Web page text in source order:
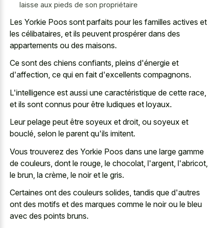
laisse aux pieds de son propriétaire
Les Yorkie Poos sont parfaits pour les familles actives et
les célibataires, et ils peuvent prospérer dans des
appartements ou des maisons.
Ce sont des chiens confiants, pleins d'énergie et
d'affection, ce qui en fait d'excellents compagnons.
L'intelligence est aussi une caractéristique de cette race,
et ils sont connus pour être ludiques et loyaux.
Leur pelage peut être soyeux et droit, ou soyeux et
bouclé, selon le parent qu'ils imitent.
Vous trouverez des Yorkie Poos dans une large gamme
de couleurs, dont le rouge, le chocolat, l'argent, l'abricot,
le brun, la crème, le noir et le gris.
Certaines ont des couleurs solides, tandis que d'autres
ont des motifs et des marques comme le noir ou le bleu
avec des points bruns.